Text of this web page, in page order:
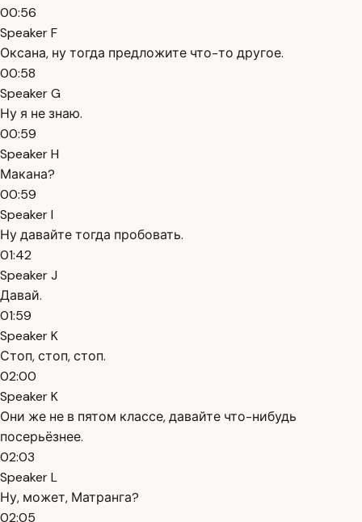
00:56
Speaker F
Оксана, ну тогда предложите что-то другое.
00:58
Speaker G
Ну я не знаю.
00:59
Speaker H
Макана?
00:59
Speaker I
Ну давайте тогда пробовать.
01:42
Speaker J
Давай.
01:59
Speaker K
Стоп, стоп, стоп.
02:00
Speaker K
Они же не в пятом классе, давайте что-нибудь
посерьёзнее.
02:03
Speaker L
Ну, может, Матранга?
02:05